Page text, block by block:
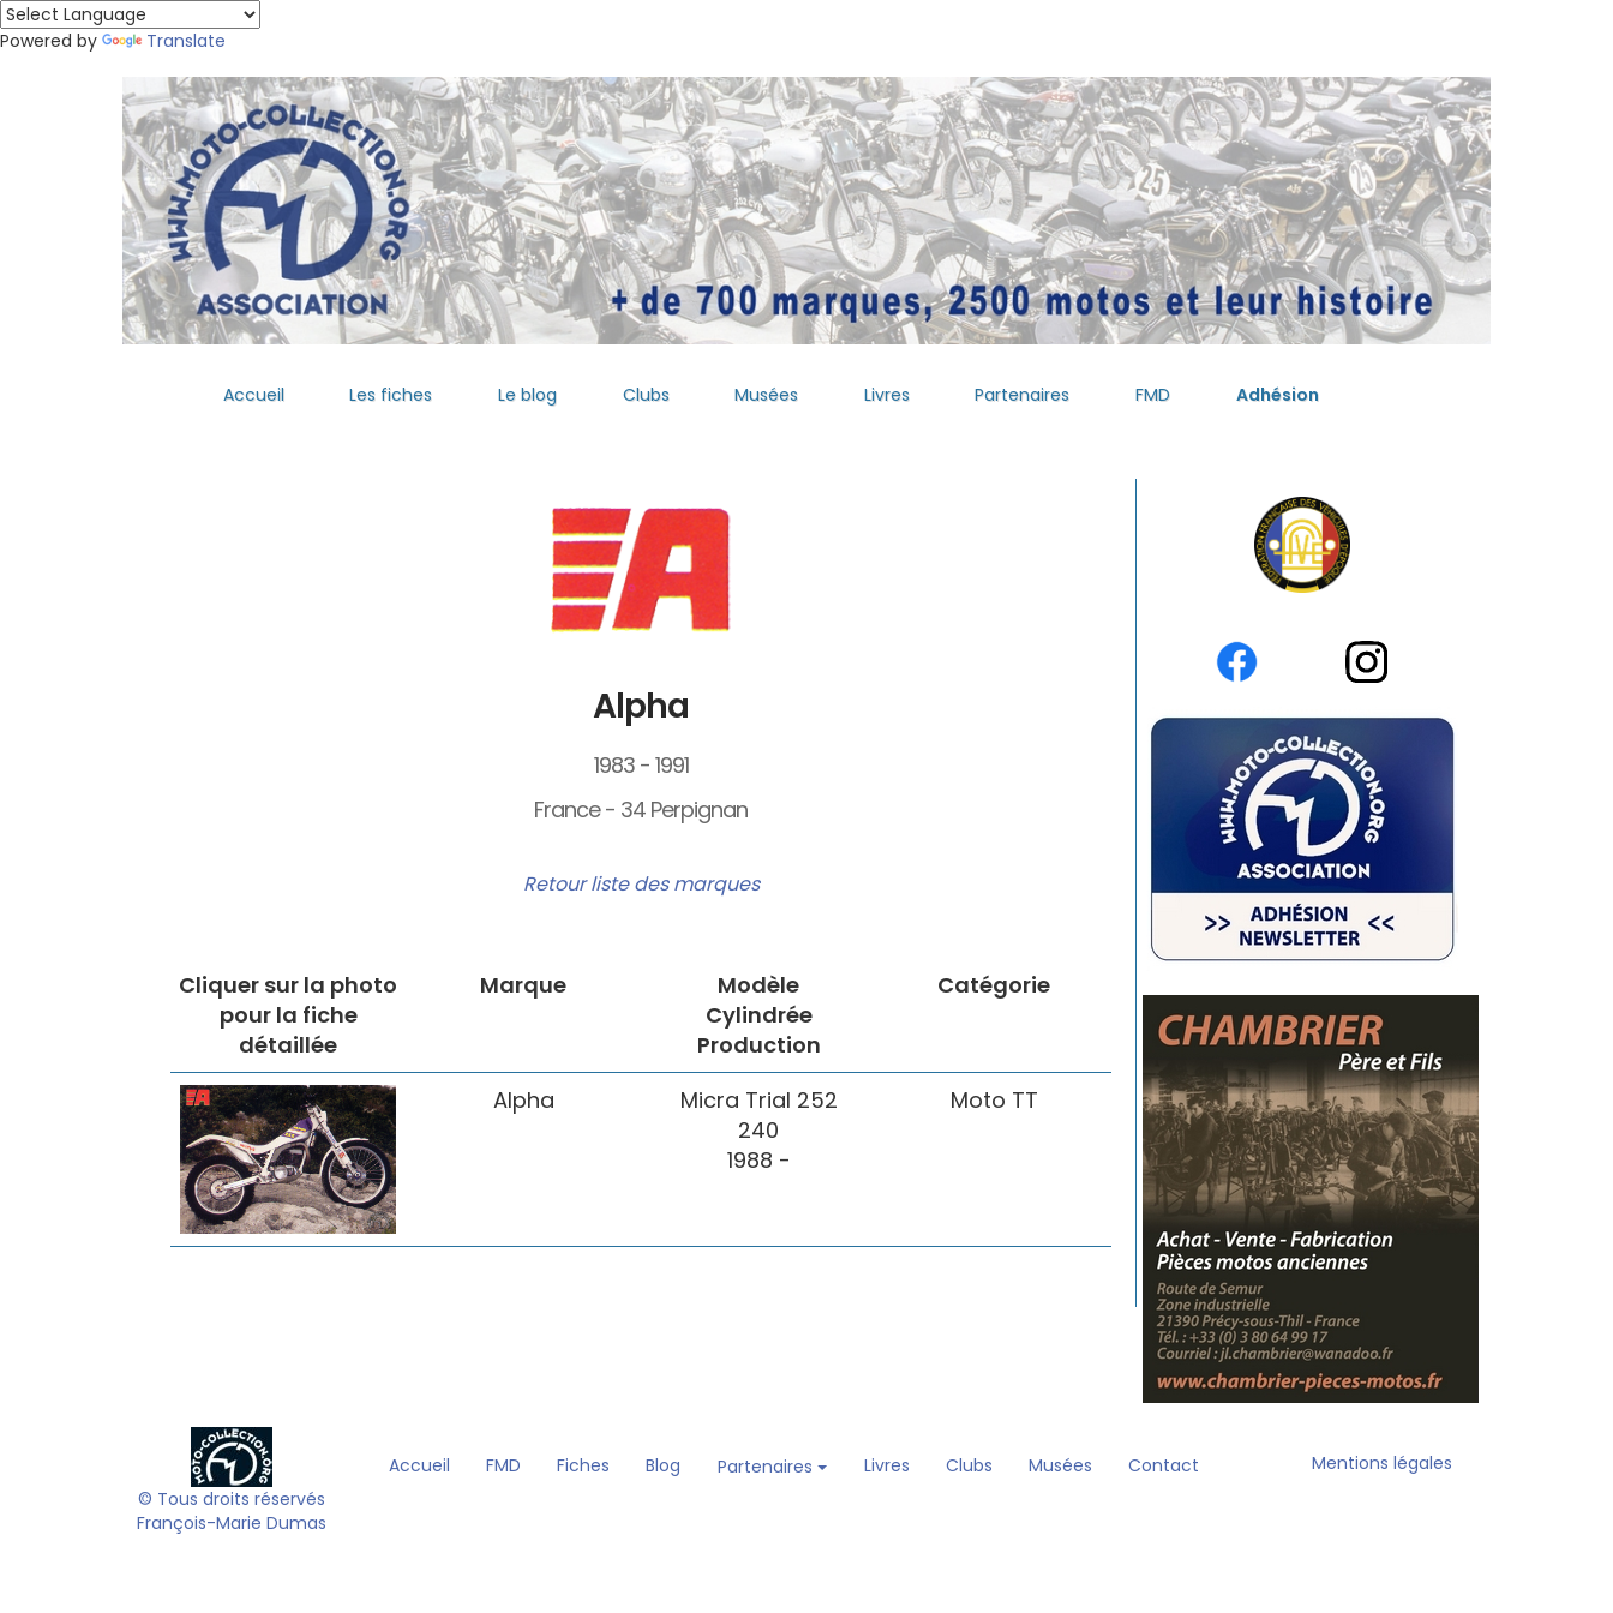
Powered by Translate
Accueil Les fiches Le blog Clubs Musées Livres Partenaires FMD Adhésion
Alpha
1983 - 1991
France - 34 Perpignan
Retour liste des marques
Cliquer sur la photo
pour la fiche
détaillée
Marque
Modèle
Cylindrée
Production
Catégorie
Alpha
Micra Trial 252
240
1988 -
Moto TT
© Tous droits réservés
François-Marie Dumas
Accueil FMD Fiches Blog Partenaires Livres Clubs Musées Contact Mentions légales